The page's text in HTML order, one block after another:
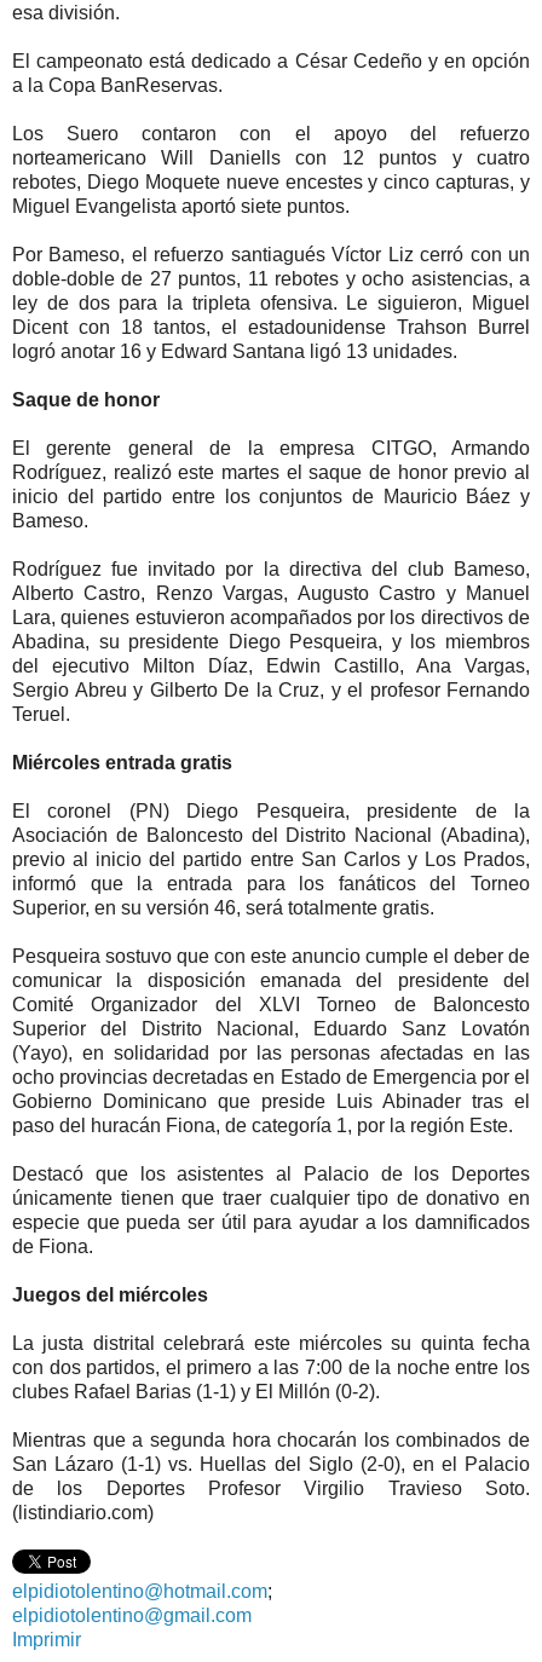
esa división.
El campeonato está dedicado a César Cedeño y en opción
a la Copa BanReservas.
Los Suero contaron con el apoyo del refuerzo
norteamericano Will Daniells con 12 puntos y cuatro
rebotes, Diego Moquete nueve encestes y cinco capturas, y
Miguel Evangelista aportó siete puntos.
Por Bameso, el refuerzo santiagués Víctor Liz cerró con un
doble-doble de 27 puntos, 11 rebotes y ocho asistencias, a
ley de dos para la tripleta ofensiva. Le siguieron, Miguel
Dicent con 18 tantos, el estadounidense Trahson Burrel
logró anotar 16 y Edward Santana ligó 13 unidades.
Saque de honor
El gerente general de la empresa CITGO, Armando
Rodríguez, realizó este martes el saque de honor previo al
inicio del partido entre los conjuntos de Mauricio Báez y
Bameso.
Rodríguez fue invitado por la directiva del club Bameso,
Alberto Castro, Renzo Vargas, Augusto Castro y Manuel
Lara, quienes estuvieron acompañados por los directivos de
Abadina, su presidente Diego Pesqueira, y los miembros
del ejecutivo Milton Díaz, Edwin Castillo, Ana Vargas,
Sergio Abreu y Gilberto De la Cruz, y el profesor Fernando
Teruel.
Miércoles entrada gratis
El coronel (PN) Diego Pesqueira, presidente de la
Asociación de Baloncesto del Distrito Nacional (Abadina),
previo al inicio del partido entre San Carlos y Los Prados,
informó que la entrada para los fanáticos del Torneo
Superior, en su versión 46, será totalmente gratis.
Pesqueira sostuvo que con este anuncio cumple el deber de
comunicar la disposición emanada del presidente del
Comité Organizador del XLVI Torneo de Baloncesto
Superior del Distrito Nacional, Eduardo Sanz Lovatón
(Yayo), en solidaridad por las personas afectadas en las
ocho provincias decretadas en Estado de Emergencia por el
Gobierno Dominicano que preside Luis Abinader tras el
paso del huracán Fiona, de categoría 1, por la región Este.
Destacó que los asistentes al Palacio de los Deportes
únicamente tienen que traer cualquier tipo de donativo en
especie que pueda ser útil para ayudar a los damnificados
de Fiona.
Juegos del miércoles
La justa distrital celebrará este miércoles su quinta fecha
con dos partidos, el primero a las 7:00 de la noche entre los
clubes Rafael Barias (1-1) y El Millón (0-2).
Mientras que a segunda hora chocarán los combinados de
San Lázaro (1-1) vs. Huellas del Siglo (2-0), en el Palacio
de los Deportes Profesor Virgilio Travieso Soto.
(listindiario.com)
elpidiotolentino@hotmail.com;
elpidiotolentino@gmail.com
Imprimir